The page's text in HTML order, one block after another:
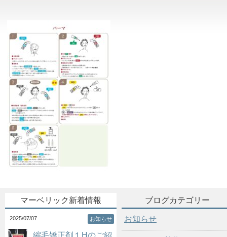
マーベリック新着情報
2025/07/07 お知らせ
縮毛矯正剤１Hのご紹
ブログカテゴリー
お知らせ